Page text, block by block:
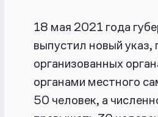
18 мая 2021 года
выпустил новый указ,
организованных
органами местного
50 человек, а